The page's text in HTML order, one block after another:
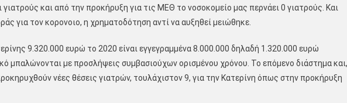
και από την προκήρυξη για τις ΜΕΘ το νοσοκομείο μας περνάει 0 γιατρούς. Και
για τον κορονοιο, η χρηματοδότηση αντί να αυξηθεί μειώθηκε.
9.320.000 ευρώ το 2020 είναι εγγεγραμμένα 8.000.000 δηλαδή 1.320.000 ευρώ
μπαλώνονται με προσλήψεις συμβασιούχων ορισμένου χρόνου. Το επόμενο διάστημα και,
νέες θέσεις γιατρών, τουλάχιστον 9, για την Κατερίνη όπως στην προκήρυξη